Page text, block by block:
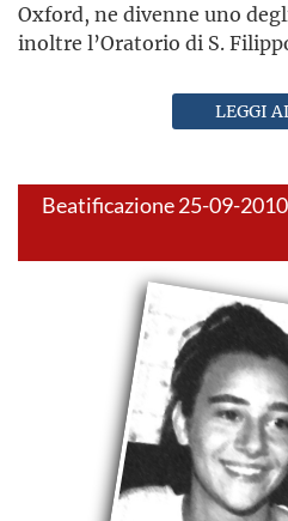
Oxford, ne divenne uno
inoltre l’Oratorio di S.
LEGGI
Beatificazione 25-09-2010